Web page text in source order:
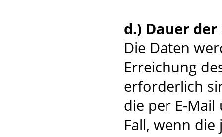
d.) Dauer
Die Daten
Erreichung
erforderlich
die per E-
Fall, wenn